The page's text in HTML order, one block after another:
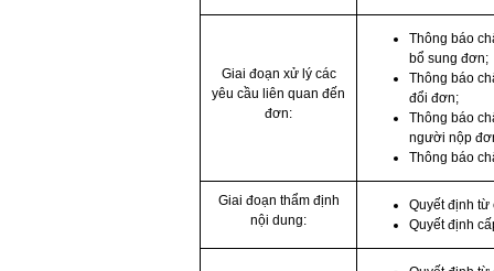
Giai đoạn xử lý các
yêu cầu liên quan đến
đơn:
Thông báo
bổ sung đơn;
Thông báo
đổi đơn;
Thông báo
người nộp
Thông báo
Giai đoạn thẩm định
nội dung:
Quyết định từ
Quyết định